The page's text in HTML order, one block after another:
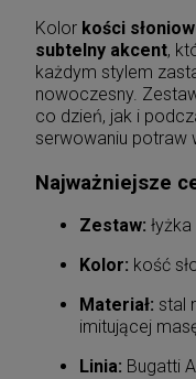
Kolor kości
subtelny akcent,
każdym stylem
nowoczesny.
co dzień, jak i
serwowaniu potraw
Najważniejsze
Zestaw:
Kolor: kość
Materiał: stal
imitującej
Linia: Bugatti